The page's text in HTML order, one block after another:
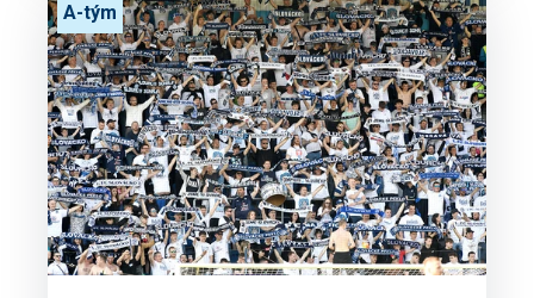
A-tým